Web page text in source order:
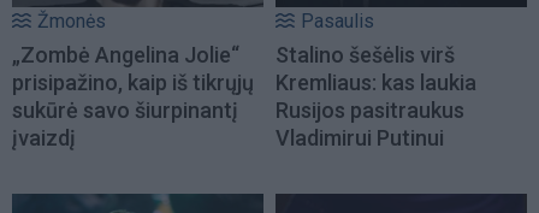
Žmonės
„Zombė Angelina Jolie“
prisipažino, kaip iš tikrųjų
sukūrė savo šiurpinantį
įvaizdį
Pasaulis
Stalino šešėlis virš
Kremliaus: kas laukia
Rusijos pasitraukus
Vladimirui Putinui